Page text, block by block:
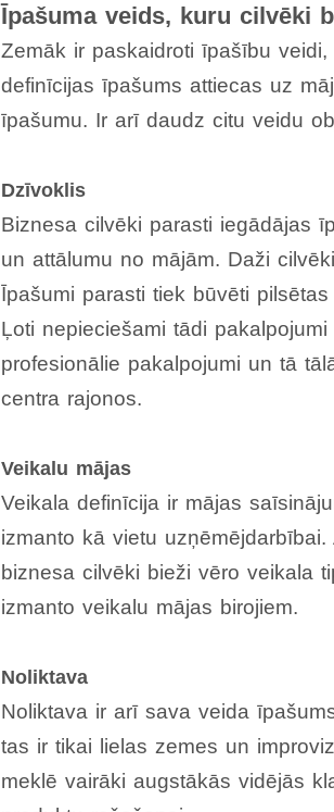
Īpašuma veids, kuru cilvēki
Zemāk ir paskaidroti īpašību
definīcijas īpašums attiecas uz
īpašumu. Ir arī daudz citu veidu
Dzīvoklis
Biznesa cilvēki parasti iegādājas
un attālumu no mājām. Daži
Īpašumi parasti tiek būvēti
Ļoti nepieciešami tādi
profesionālie pakalpojumi un tā
centra rajonos.
Veikalu mājas
Veikala definīcija ir mājas
izmanto kā vietu
biznesa cilvēki bieži vēro veikala
izmanto veikalu mājas birojiem.
Noliktava
Noliktava ir arī sava veida
tas ir tikai lielas zemes un
meklē vairāki augstākās vidējās